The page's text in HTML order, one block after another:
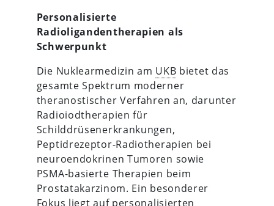
Personalisierte
Radioligandentherapien als
Schwerpunkt
Die Nuklearmedizin am UKB bietet das
gesamte Spektrum moderner
theranostischer Verfahren an, darunter
Radioiodtherapien für
Schilddrüsenerkrankungen,
Peptidrezeptor-Radiotherapien bei
neuroendokrinen Tumoren sowie
PSMA-basierte Therapien beim
Prostatakarzinom. Ein besonderer
Fokus liegt auf personalisierten